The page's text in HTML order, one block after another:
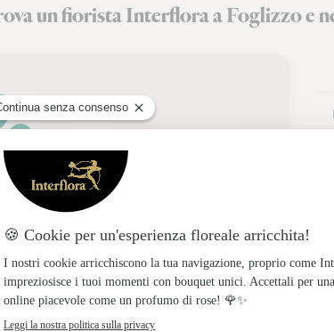
un fiorista Interflora a Foglizzo e